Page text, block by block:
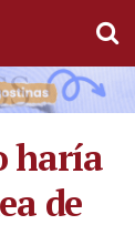
haría
de